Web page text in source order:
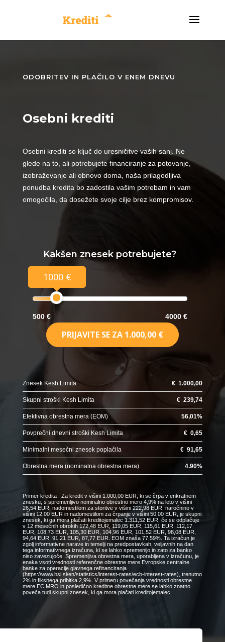
ODOBRITEV IN PLAČILO V ENEM DNEVU
Osebni krediti
Osebni krediti so ključ do uresničitve vaših sanj. Ne
glede na to, ali potrebujete financiranje za potovanje,
izobraževanje ali obnovo doma, naša prilagodljiva
ponudba kredita bo zadostila vašim potrebam in vam
omogočila, da dosežete svoje cilje brez kompromisov.
Kakšen znesek potrebujete?
1000 €
500 € 4000 €
PRIJAVITE SE ZA 1.000,00 €
Znesek Kesh Limita €1.000,00
Skupni stroški Kesh Limita €239,74
Efektivna obrestna mera (EOM) 56,01%
Povprečni dnevni stroški Kesh Limita €0,65
Minimalni mesečni znesek poplačila €91,65
Obrestna mera (nominalna obrestna mera) 4.90%
Primer kredita : Za kredit v višini 1.000,00 EUR, ki se črpa v enkratnem
znesku, s spremenljivo nominalno obrestno mero 4,9% na leto v višini
26,54 EUR, nadomestilom za storitve v višini 222,98 EUR, naročnino v
višini 12,00 EUR in nadomestilom za črpanje v višini 50,00 EUR, je skupni
znesek, ki ga mora plačati kreditojemalec 1.311,52 EUR, če se odplačuje
v 12 mesečnih obrokih 172,48 EUR, 119,05 EUR, 115,61 EUR, 112,17
EUR, 108,73 EUR, 105,30 EUR, 104,96 EUR, 101,52 EUR, 98,08 EUR,
94,64 EUR, 91,21 EUR, 87,77 EUR. EOM znaša 77,59%. Ta izračun je
zgolj informativne narave in temelji na predpostavkah, veljavnih na dan
tega informativnega izračuna, ki se lahko spremenijo in zato za banko
niso zavezujoče. Spremenljiva obrestna mera, uporabljena v izračunu, je
enaka vsoti vrednosti referenčne obrestne mere Evropske centralne
banke za operacije glavnega refinanciranja
(https://www.bsi.si/en/statistics/interest-rates/ecb-interest-rates), trenutno
2% in fiksnega pribitka 2,9%. V primeru povečanja vrednosti obrestne
mere EC MRO in posledično kreditne obrestne mere se lahko znatno
poveča tudi skupni znesek, ki ga mora plačati kreditojemalec.